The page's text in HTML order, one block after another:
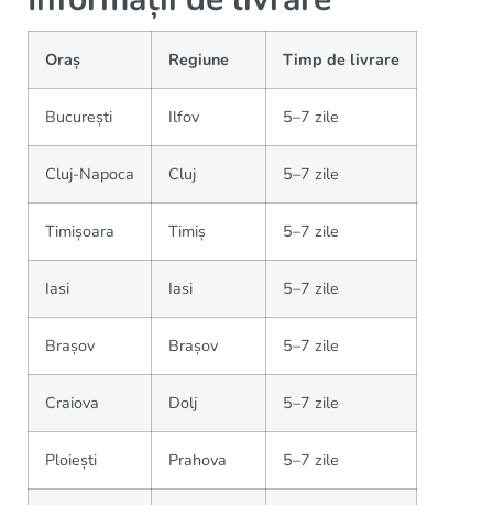
Oraș Regiune Timp de livrare
București Ilfov 5–7 zile
Cluj-Napoca Cluj 5–7 zile
Timișoara Timiș 5–7 zile
Iasi Iasi 5–7 zile
Brașov Brașov 5–7 zile
Craiova Dolj 5–7 zile
Ploiești Prahova 5–7 zile